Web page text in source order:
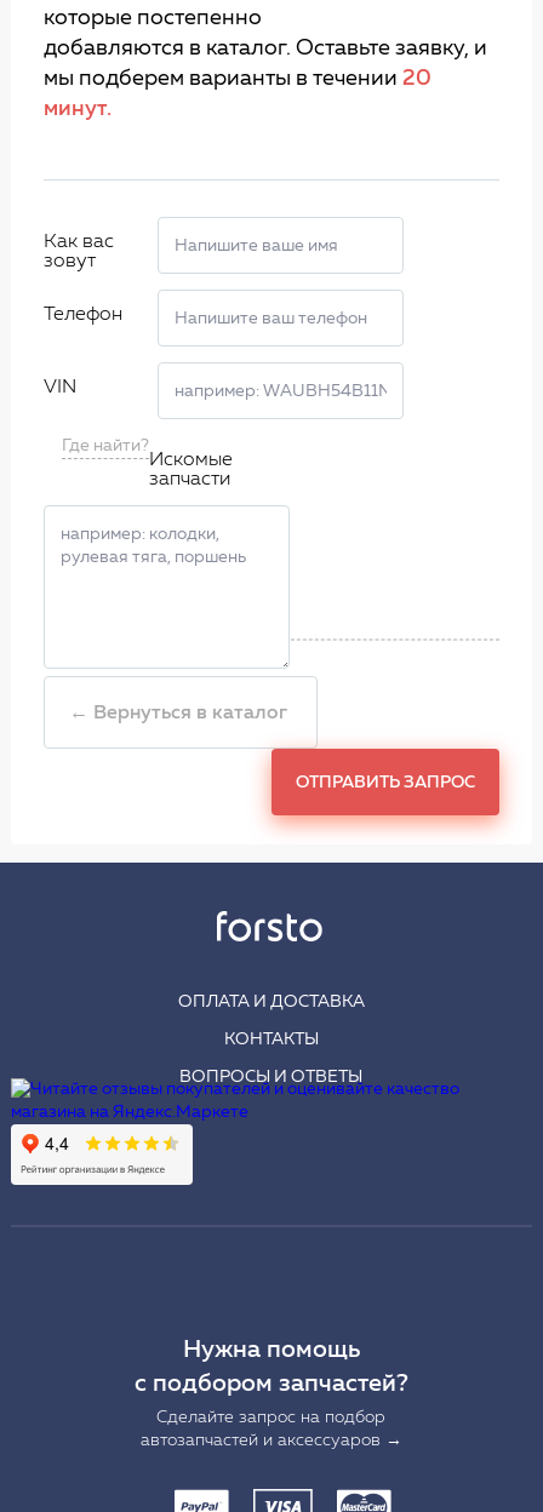
которые постепенно
добавляются в каталог. Оставьте заявку, и
мы подберем варианты в течении 20
минут.
Как вас
зовут
Телефон
VIN
Где найти?
Искомые
запчасти
← Вернуться в каталог
ОТПРАВИТЬ ЗАПРОС
ОПЛАТА И ДОСТАВКА
КОНТАКТЫ
ВОПРОСЫ И ОТВЕТЫ
Нужна помощь
с подбором запчастей?
Сделайте запрос на подбор
автозапчастей и аксессуаров →